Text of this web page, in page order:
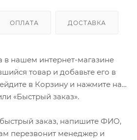
ОПЛАТА ДОСТАВКА
в нашем интернет-магазине
товар и добавьте его в
в Корзину и нажмите на
«Быстрый заказ».
заказ, напишите ФИО,
перезвонит менеджер и